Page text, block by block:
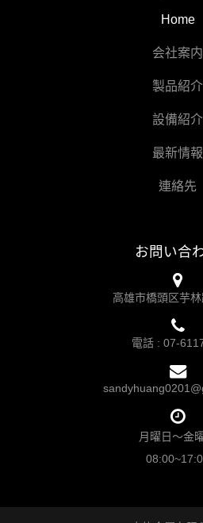
Home
会社案内
製品紹介
設備紹介
最新情報
連絡先
お問い合
高雄市橋頭区芋
電話 : 07-
月曜日～金